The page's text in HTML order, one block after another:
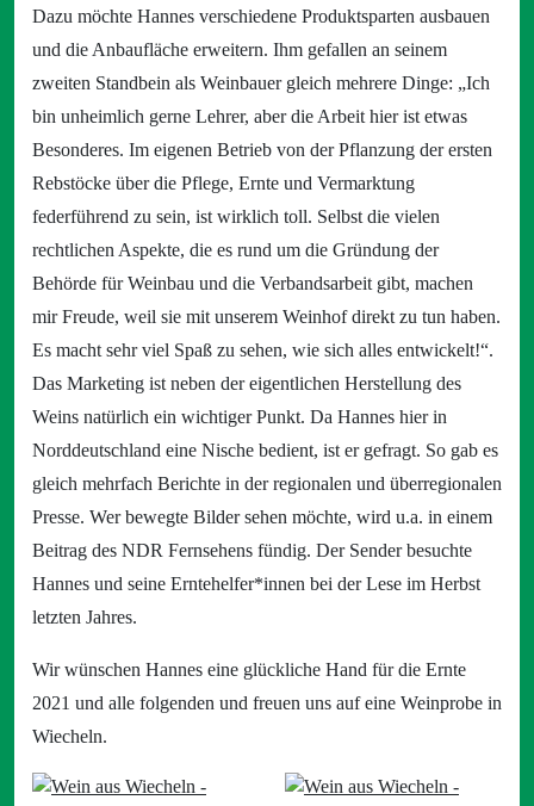
Dazu möchte Hannes verschiedene Produktsparten ausbauen
und die Anbaufläche erweitern. Ihm gefallen an seinem
zweiten Standbein als Weinbauer gleich mehrere Dinge: „Ich
bin unheimlich gerne Lehrer, aber die Arbeit hier ist etwas
Besonderes. Im eigenen Betrieb von der Pflanzung der ersten
Rebstöcke über die Pflege, Ernte und Vermarktung
federführend zu sein, ist wirklich toll. Selbst die vielen
rechtlichen Aspekte, die es rund um die Gründung der
Behörde für Weinbau und die Verbandsarbeit gibt, machen
mir Freude, weil sie mit unserem Weinhof direkt zu tun haben.
Es macht sehr viel Spaß zu sehen, wie sich alles entwickelt!“.
Das Marketing ist neben der eigentlichen Herstellung des
Weins natürlich ein wichtiger Punkt. Da Hannes hier in
Norddeutschland eine Nische bedient, ist er gefragt. So gab es
gleich mehrfach Berichte in der regionalen und überregionalen
Presse. Wer bewegte Bilder sehen möchte, wird u.a. in einem
Beitrag des NDR Fernsehens fündig. Der Sender besuchte
Hannes und seine Erntehelfer*innen bei der Lese im Herbst
letzten Jahres.
Wir wünschen Hannes eine glückliche Hand für die Ernte
2021 und alle folgenden und freuen uns auf eine Weinprobe in
Wiecheln.